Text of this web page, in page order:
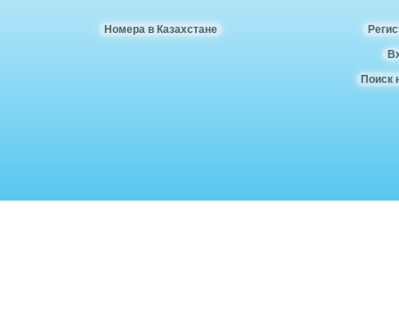
Номера в Казахстане
Поиск